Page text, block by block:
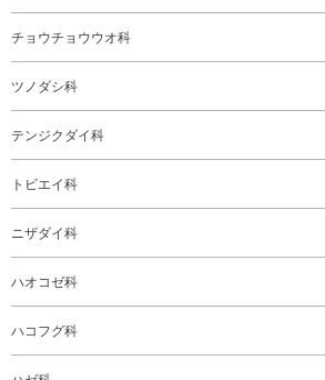
チョウチョウウオ科
ツノダシ科
テンジクダイ科
トビエイ科
ニザダイ科
ハオコゼ科
ハコフグ科